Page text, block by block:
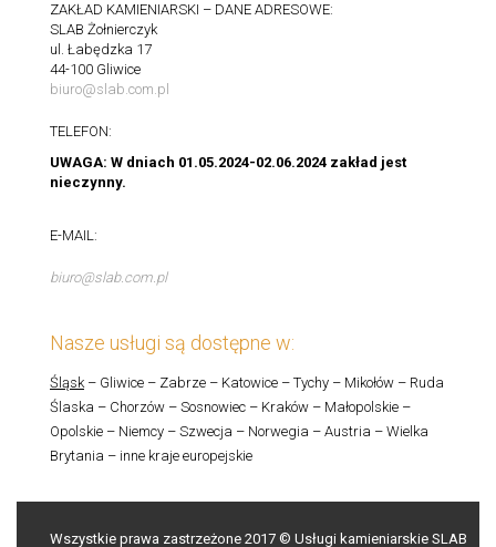
ZAKŁAD KAMIENIARSKI – DANE ADRESOWE:
SLAB Żołnierczyk
ul. Łabędzka 17
44-100 Gliwice
biuro@slab.com.pl
TELEFON:
UWAGA: W dniach 01.05.2024-02.06.2024 zakład jest
nieczynny.
E-MAIL:
biuro@slab.com.pl
Nasze usługi są dostępne w:
Śląsk– Gliwice – Zabrze – Katowice – Tychy – Mikołów – Ruda
Ślaska – Chorzów – Sosnowiec – Kraków – Małopolskie –
Opolskie – Niemcy – Szwecja – Norwegia – Austria – Wielka
Brytania – inne kraje europejskie
Wszystkie prawa zastrzeżone 2017 © Usługi kamieniarskie SLAB